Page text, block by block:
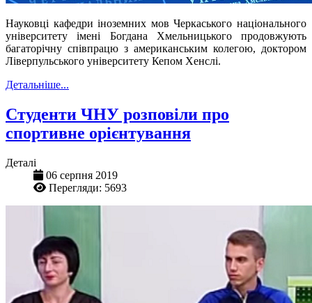
Науковці кафедри іноземних мов Черкаського національного
університету імені Богдана Хмельницького продовжують
багаторічну співпрацю з американським колегою, доктором
Ліверпульського університету Кепом Хенслі.
Детальніше...
Студенти ЧНУ розповіли про
спортивне орієнтування
Деталі
06 серпня 2019
Перегляди: 5693